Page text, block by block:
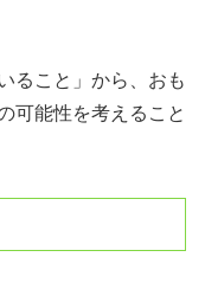
ること」から、おも
可能性を考えること